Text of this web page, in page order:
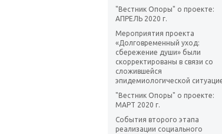
"Вестник Опоры" о проекте:
АПРЕЛЬ 2020 г.
Мероприятия проекта
«Долговременный уход:
сбережение души» были
скорректированы в связи со
сложившейся
эпидемиологической
"Вестник Опоры" о проекте:
МАРТ 2020 г.
События второго этапа
реализации социального